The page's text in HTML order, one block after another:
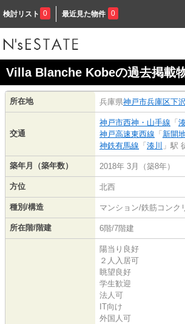
検討リスト 0 最近見た物件 0
Villa Blanche Kobeの過去掲載
所在地 兵庫県神戸市兵庫区下
交通
神戸市西神・山手線 「
神戸高速東西線 「 新開
神鉄有馬線 「 湊川 」駅
築年月（築年数） 2018年 3月（築8年）
方位 北西
種別/構造 マンション/鉄筋コンク
所在階/階建 6階/7階建
陽当り良好
２人入居可
眺望良好
学生歓迎
法人可
IT向け
外国人可